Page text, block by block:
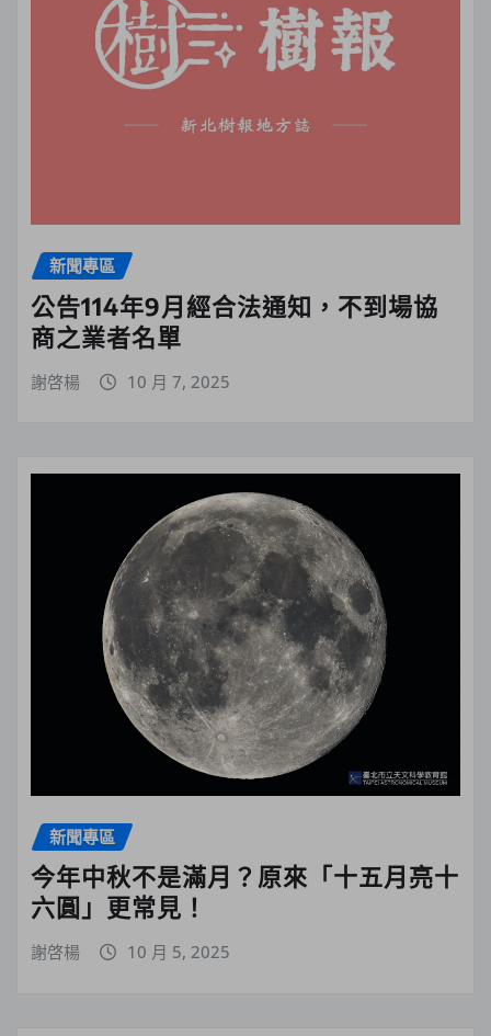
新聞專區
公告114年9月經合法通知，不到場協
商之業者名單
謝啓楊 10 月 7, 2025
新聞專區
今年中秋不是滿月？原來「十五月亮十
六圓」更常見！
謝啓楊 10 月 5, 2025